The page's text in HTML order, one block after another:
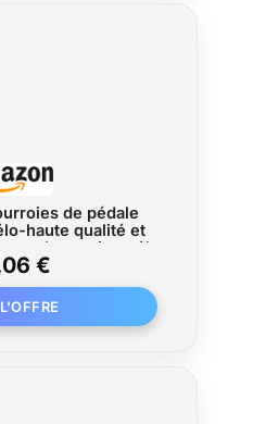
de pédale
haute qualité et
la rotation vélo
à la maison ou
€